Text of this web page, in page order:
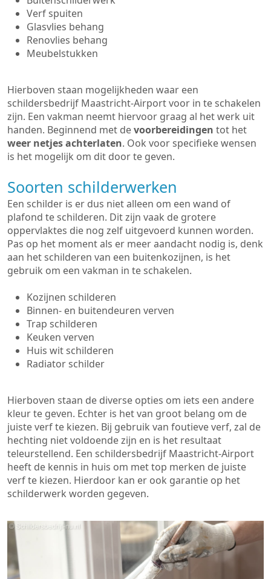
Verf spuiten
Glasvlies behang
Renovlies behang
Meubelstukken
Hierboven staan mogelijkheden waar een
schildersbedrijf Maastricht-Airport voor in te schakelen
zijn. Een vakman neemt hiervoor graag al het werk uit
handen. Beginnend met devoorbereidingen tot het
weer netjes achterlaten. Ook voor specifieke wensen
is het mogelijk om dit door te geven.
Soorten schilderwerken
Een schilder is er dus niet alleen om een wand of
plafond te schilderen. Dit zijn vaak de grotere
oppervlaktes die nog zelf uitgevoerd kunnen worden.
Pas op het moment als er meer aandacht nodig is, denk
aan het schilderen van een buitenkozijnen, is het
gebruik om een vakman in te schakelen.
Kozijnen schilderen
Binnen- en buitendeuren verven
Trap schilderen
Keuken verven
Huis wit schilderen
Radiator schilder
Hierboven staan de diverse opties om iets een andere
kleur te geven. Echter is het van groot belang om de
juiste verf te kiezen. Bij gebruik van foutieve verf, zal de
hechting niet voldoende zijn en is het resultaat
teleurstellend. Een schildersbedrijf Maastricht-Airport
heeft de kennis in huis om met top merken de juiste
verf te kiezen. Hierdoor kan er ook garantie op het
schilderwerk worden gegeven.